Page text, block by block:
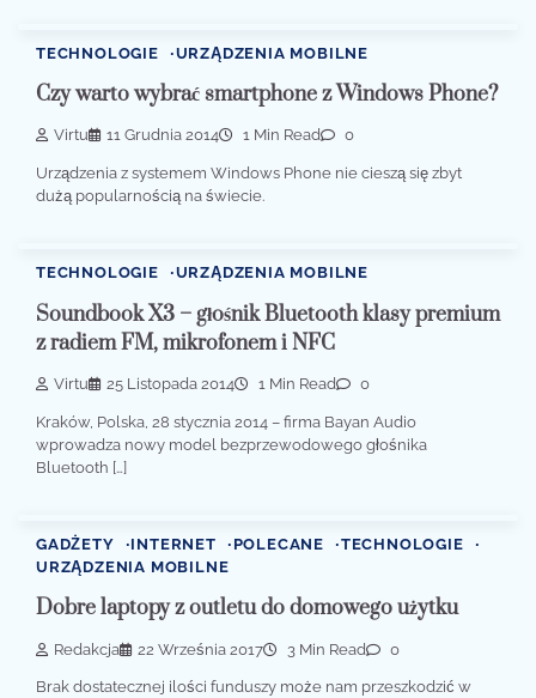
TECHNOLOGIE URZĄDZENIA MOBILNE
Czy warto wybrać smartphone z Windows Phone?
Virtu 11 Grudnia 2014 1 Min Read 0
Urządzenia z systemem Windows Phone nie cieszą się zbyt
dużą popularnością na świecie.
TECHNOLOGIE URZĄDZENIA MOBILNE
Soundbook X3 – głośnik Bluetooth klasy premium
z radiem FM, mikrofonem i NFC
Virtu 25 Listopada 2014 1 Min Read 0
Kraków, Polska, 28 stycznia 2014 – firma Bayan Audio
wprowadza nowy model bezprzewodowego głośnika
Bluetooth […]
GADŻETY INTERNET POLECANE
TECHNOLOGIE
URZĄDZENIA MOBILNE
Dobre laptopy z outletu do domowego użytku
Redakcja 22 Września 2017 3 Min Read 0
Brak dostatecznej ilości funduszy może nam przeszkodzić w